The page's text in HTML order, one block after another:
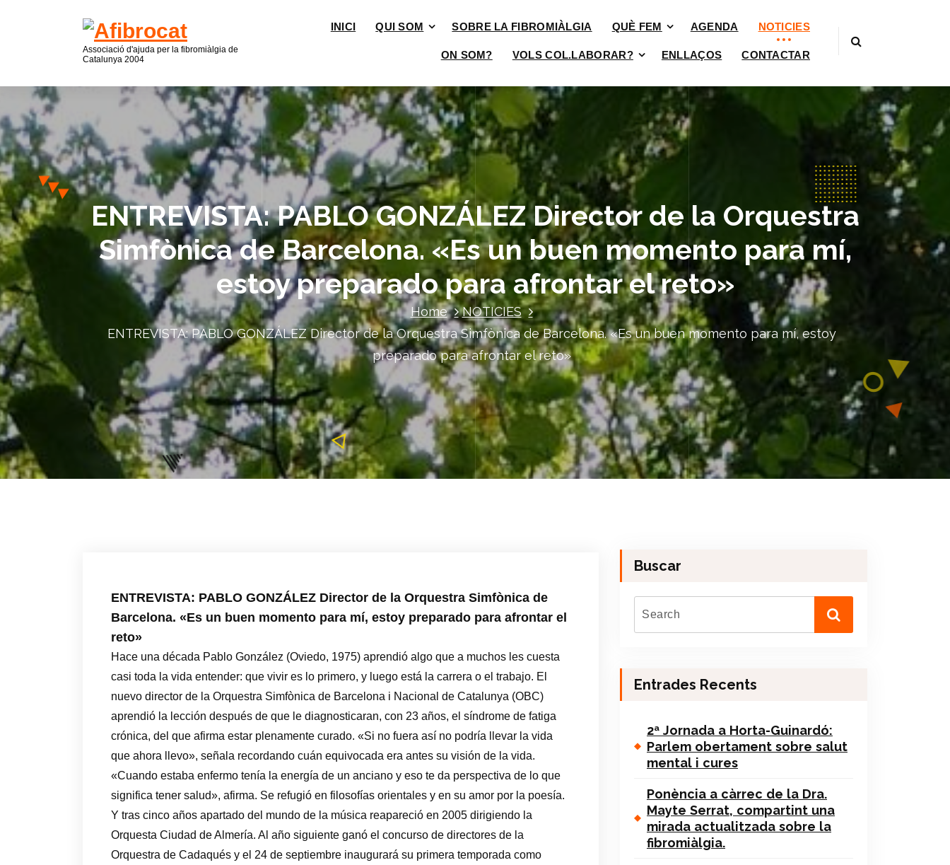
Associació d'ajuda per la fibromiàlgia de
Catalunya 2004
INICI QUI SOM SOBRE LA FIBROMIÀLGIA QUÈ FEM AGENDA NOTICIES
ON SOM? VOLS COL.LABORAR? ENLLAÇOS CONTACTAR
ENTREVISTA: PABLO GONZÁLEZ Director de la Orquestra
Simfònica de Barcelona. «Es un buen momento para mí,
estoy preparado para afrontar el reto»
Home
NOTICIES
ENTREVISTA: PABLO GONZÁLEZ Director de la Orquestra Simfònica de Barcelona. «Es un buen momento para mí, estoy
preparado para afrontar el reto»
ENTREVISTA: PABLO GONZÁLEZ Director de la Orquestra Simfònica de
Barcelona. «Es un buen momento para mí, estoy preparado para afrontar el
reto»
Hace una década Pablo González (Oviedo, 1975) aprendió algo que a muchos les cuesta
casi toda la vida entender: que vivir es lo primero, y luego está la carrera o el trabajo. El
nuevo director de la Orquestra Simfònica de Barcelona i Nacional de Catalunya (OBC)
aprendió la lección después de que le diagnosticaran, con 23 años, el síndrome de fatiga
crónica, del que afirma estar plenamente curado. «Si no fuera así no podría llevar la vida
que ahora llevo», señala recordando cuán equivocada era antes su visión de la vida.
«Cuando estaba enfermo tenía la energía de un anciano y eso te da perspectiva de lo que
significa tener salud», afirma. Se refugió en filosofías orientales y en su amor por la poesía.
Y tras cinco años apartado del mundo de la música reapareció en 2005 dirigiendo la
Orquesta Ciudad de Almería. Al año siguiente ganó el concurso de directores de la
Orquestra de Cadaqués y el 24 de septiembre inaugurará su primera temporada como
Buscar
Entrades Recents
2ª Jornada a Horta-Guinardó:
Parlem obertament sobre salut
mental i cures
Ponència a càrrec de la Dra.
Mayte Serrat, compartint una
mirada actualitzada sobre la
fibromiàlgia.